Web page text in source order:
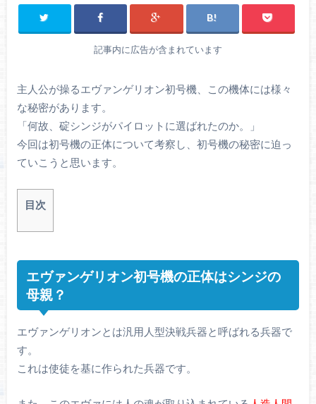
記事内に広告が含まれています
主人公が操るエヴァンゲリオン初号機、この機体には様々
な秘密があります。
「何故、碇シンジがパイロットに選ばれたのか。」
今回は初号機の正体について考察し、初号機の秘密に迫っ
ていこうと思います。
目次
エヴァンゲリオン初号機の正体はシンジの
母親？
エヴァンゲリオンとは汎用人型決戦兵器と呼ばれる兵器で
す。
これは使徒を基に作られた兵器です。